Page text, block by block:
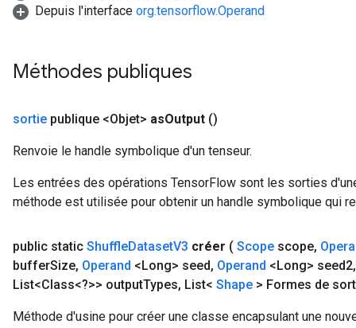
Depuis l'interface org.tensorflow.Operand
Méthodes publiques
sortie publique <Objet> asOutput ()
Renvoie le handle symbolique d'un tenseur.
Les entrées des opérations TensorFlow sont les sorties
méthode est utilisée pour obtenir un handle symbolique qui
public static ShuffleDatasetV3 créer ( Scope scope,
bufferSize, Operand <Long> seed, Operand <Long> seed2,
List<Class<?>> outputTypes, List< Shape > Formes de
Méthode d'usine pour créer une classe encapsulant une